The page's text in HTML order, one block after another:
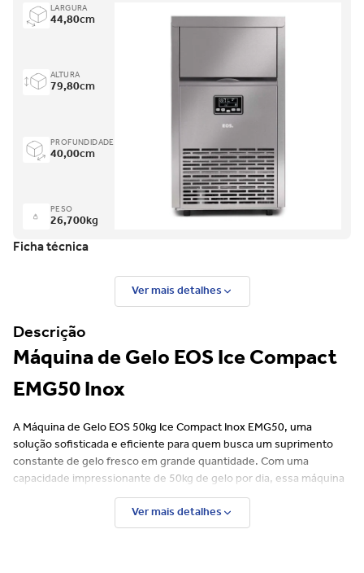
LARGURA
44,80cm
ALTURA
79,80cm
PROFUNDIDADE
40,00cm
PESO
26,700kg
Ficha técnica
Ver mais detalhes
Descrição
Máquina de Gelo EOS Ice Compact
EMG50 Inox
A Máquina de Gelo EOS 50kg Ice Compact Inox EMG50, uma
solução sofisticada e eficiente para quem busca um suprimento
constante de gelo fresco em grande quantidade. Com uma
capacidade impressionante de 50kg de gelo por dia, essa máquina
é ideal para atender às demandas mais exigentes, proporcionando
uma experiência de resfriamento sem igual.
Ver mais detalhes